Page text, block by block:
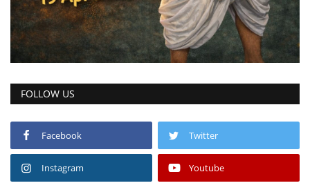
FOLLOW US
Facebook Twitter
Instagram Youtube